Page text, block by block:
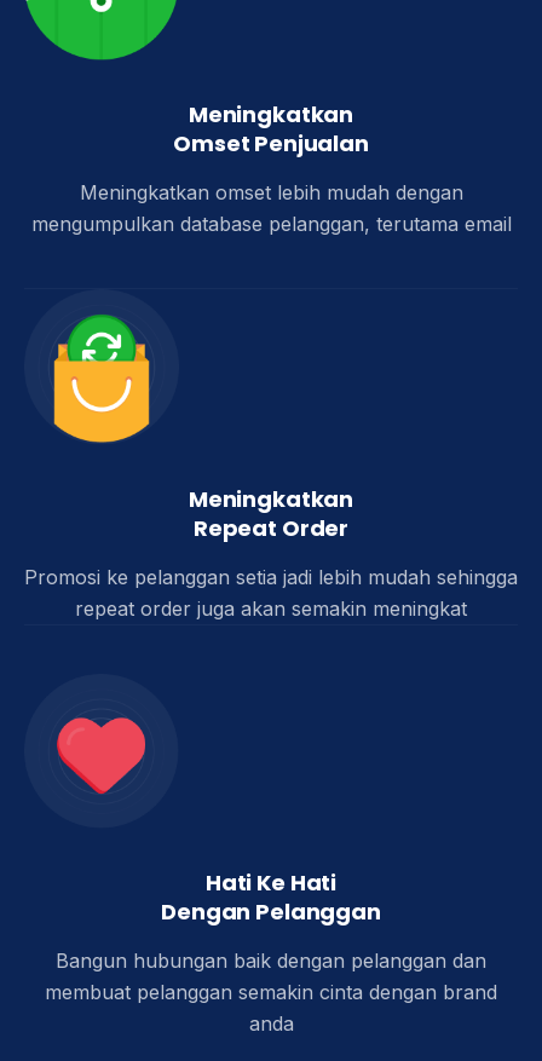
Meningkatkan
Omset Penjualan​
Meningkatkan omset lebih mudah dengan
mengumpulkan database pelanggan, terutama email​
Meningkatkan
Repeat Order
Promosi ke pelanggan setia jadi lebih mudah sehingga
repeat order juga akan semakin meningkat​
Hati Ke Hati
Dengan Pelanggan
Bangun hubungan baik dengan pelanggan dan
membuat pelanggan semakin cinta dengan brand
anda​